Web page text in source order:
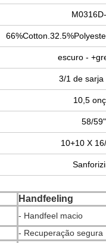
escuro -
3/1 de sarja
10,5
58/59"
10+10 X
Handfeeling
- Handfeel macio
- Recuperação segura